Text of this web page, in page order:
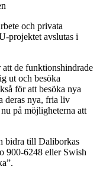
och privata
projektet avslutas i
de funktionshindrade
ut och besöka
för att besöka nya
deras nya, fria liv
på möjligheterna att
bidra till Daliborkas
900-6248 eller Swish